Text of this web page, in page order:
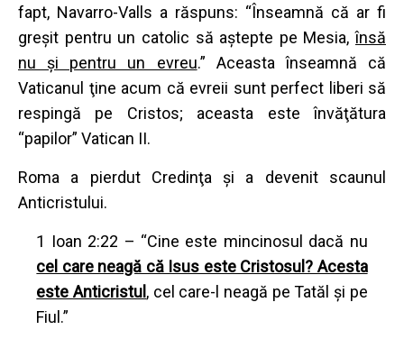
fapt, Navarro-Valls a răspuns: “Înseamnă că ar fi
greşit pentru un catolic să aştepte pe Mesia,însă
nu şi pentru un evreu.” Aceasta înseamnă că
Vaticanul ţine acum că evreii sunt perfect liberi să
respingă pe Cristos; aceasta este învăţătura
“papilor” Vatican II.
Roma a pierdut Credinţa şi a devenit scaunul
Anticristului.
1 Ioan 2:22 – “Cine este mincinosul dacă nu
cel care neagă că Isus este Cristosul? Acesta
este Anticristul , cel care-l neagă pe Tatăl şi pe
Fiul.”